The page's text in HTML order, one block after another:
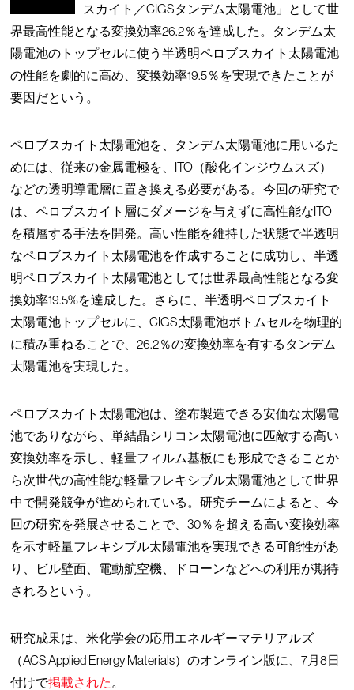
スカイト／CIGSタンデム太陽電池」として世
界最高性能となる変換効率26.2％を達成した。タンデム太
陽電池のトップセルに使う半透明ペロブスカイト太陽電池
の性能を劇的に高め、変換効率19.5％を実現できたことが
要因だという。
ペロブスカイト太陽電池を、タンデム太陽電池に用いるた
めには、従来の金属電極を、ITO（酸化インジウムスズ）
などの透明導電層に置き換える必要がある。今回の研究で
は、ペロブスカイト層にダメージを与えずに高性能なITO
を積層する手法を開発。高い性能を維持した状態で半透明
なペロブスカイト太陽電池を作成することに成功し、半透
明ペロブスカイト太陽電池としては世界最高性能となる変
換効率19.5%を達成した。さらに、半透明ペロブスカイト
太陽電池トップセルに、CIGS太陽電池ボトムセルを物理的
に積み重ねることで、26.2％の変換効率を有するタンデム
太陽電池を実現した。
ペロブスカイト太陽電池は、塗布製造できる安価な太陽電
池でありながら、単結晶シリコン太陽電池に匹敵する高い
変換効率を示し、軽量フィルム基板にも形成できることか
ら次世代の高性能な軽量フレキシブル太陽電池として世界
中で開発競争が進められている。研究チームによると、今
回の研究を発展させることで、30％を超える高い変換効率
を示す軽量フレキシブル太陽電池を実現できる可能性があ
り、ビル壁面、電動航空機、ドローンなどへの利用が期待
されるという。
研究成果は、米化学会の応用エネルギーマテリアルズ
（ACS Applied Energy Materials）のオンライン版に、7月8日
付けで掲載された 。